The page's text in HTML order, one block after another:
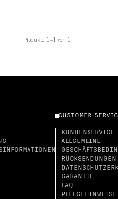
Produkte 1–1 von 1
CUSTOMER
KUNDENSERVICE
ALLGEMEINE
RÜCKSENDUNGEN
GARANTIE
FAQ
PFLEGEHINWEISE